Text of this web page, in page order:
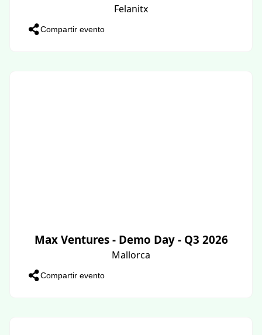
Felanitx
Compartir evento
Max Ventures - Demo Day - Q3 2026
Mallorca
Compartir evento